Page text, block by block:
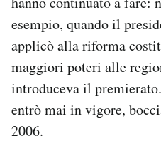
esempio, quando il
applicò alla riforma
maggiori poteri alle
introduceva il
entrò mai in vigore,
2006.